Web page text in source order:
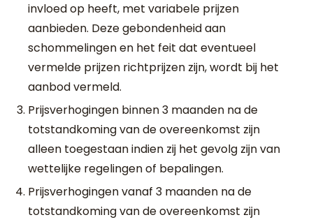
invloed op heeft, met variabele prijzen
aanbieden. Deze gebondenheid aan
schommelingen en het feit dat eventueel
vermelde prijzen richtprijzen zijn, wordt bij het
aanbod vermeld.
Prijsverhogingen binnen 3 maanden na de
totstandkoming van de overeenkomst zijn
alleen toegestaan indien zij het gevolg zijn van
wettelijke regelingen of bepalingen.
Prijsverhogingen vanaf 3 maanden na de
totstandkoming van de overeenkomst zijn